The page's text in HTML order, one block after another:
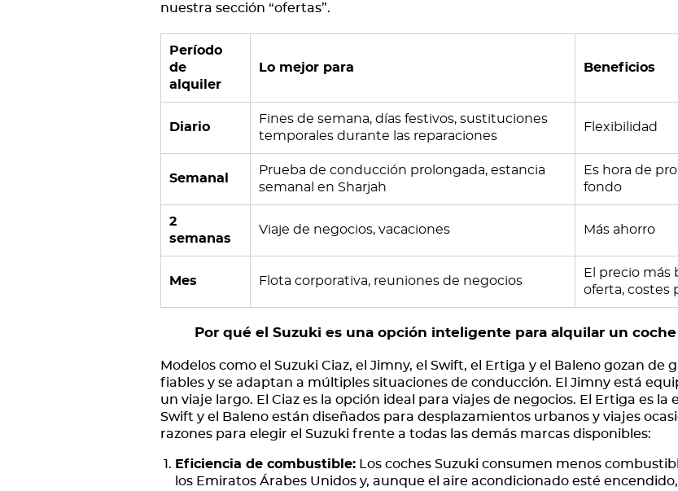
nuestra sección “ofertas”.
Período
de
alquiler
Lo mejor para Beneficios
Diario
Fines de semana, días festivos, sustituciones
temporales durante las reparaciones
Flexibilidad
Semanal
Prueba de conducción prolongada, estancia
semanal en Sharjah
Es hora de
fondo
2
semanas
Viaje de negocios, vacaciones Más ahorro
Mes Flota corporativa, reuniones de negocios
El precio más
oferta, costes
Por qué el Suzuki es una opción inteligente para alquilar un
Modelos como el Suzuki Ciaz, el Jimny, el Swift, el Ertiga y el Baleno gozan de
fiables y se adaptan a múltiples situaciones de conducción. El Jimny está
un viaje largo. El Ciaz es la opción ideal para viajes de negocios. El Ertiga es la
Swift y el Baleno están diseñados para desplazamientos urbanos y viajes
razones para elegir el Suzuki frente a todas las demás marcas disponibles:
Eficiencia de combustible: Los coches Suzuki consumen menos
los Emiratos Árabes Unidos y, aunque el aire acondicionado esté